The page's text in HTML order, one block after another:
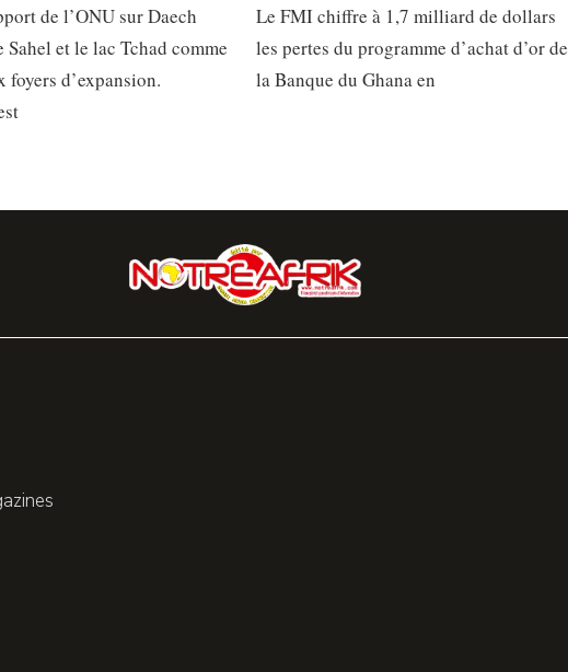
de l’ONU sur Daech
et le lac Tchad comme
d’expansion.
Le FMI chiffre à 1,7 milliard de dollars
les pertes du programme d’achat d’or de
la Banque du Ghana en